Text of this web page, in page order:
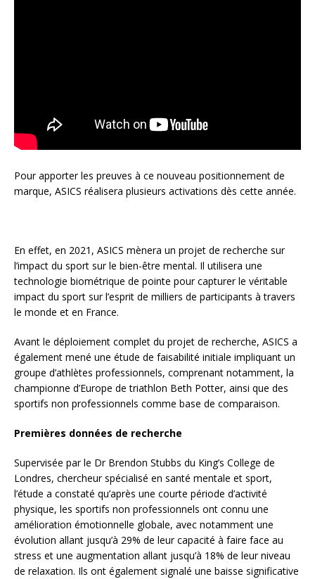
Pour apporter les preuves à ce nouveau positionnement de
marque, ASICS réalisera plusieurs activations dès cette année.
En effet, en 2021, ASICS mènera un projet de recherche sur
l’impact du sport sur le bien-être mental. Il utilisera une
technologie biométrique de pointe pour capturer le véritable
impact du sport sur l’esprit de milliers de participants à travers
le monde et en France.
Avant le déploiement complet du projet de recherche, ASICS a
également mené une étude de faisabilité initiale impliquant un
groupe d’athlètes professionnels, comprenant notamment, la
championne d’Europe de triathlon Beth Potter, ainsi que des
sportifs non professionnels comme base de comparaison.
Premières données de recherche
Supervisée par le Dr Brendon Stubbs du King’s College de
Londres, chercheur spécialisé en santé mentale et sport,
l’étude a constaté qu’après une courte période d’activité
physique, les sportifs non professionnels ont connu une
amélioration émotionnelle globale, avec notamment une
évolution allant jusqu’à 29% de leur capacité à faire face au
stress et une augmentation allant jusqu’à 18% de leur niveau
de relaxation. Ils ont également signalé une baisse significative